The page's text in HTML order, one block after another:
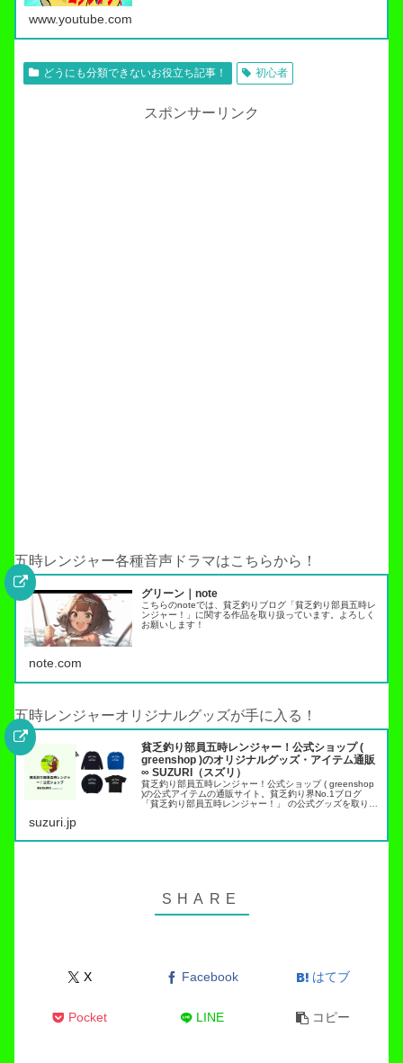
www.youtube.com
どうにも分類できないお役立ち記事！ 初心者
スポンサーリンク
五時レンジャー各種音声ドラマはこちらから！
グリーン｜note
こちらのnoteでは、貧乏釣りブログ「貧乏釣り部員五時レ
ンジャー！」に関する作品を取り扱っています。よろしく
お願いします！
note.com
五時レンジャーオリジナルグッズが手に入る！
貧乏釣り部員五時レンジャー！公式ショップ (
greenshop )のオリジナルグッズ・アイテム通販
∞ SUZURI（スズリ）
貧乏釣り部員五時レンジャー！公式ショップ ( greenshop
)の公式アイテムの通販サイト。貧乏釣り界No.1ブログ
「貧乏釣り部員五時レンジャー！」 の公式グッズを取り扱
suzuri.jp
X Facebook はてブ
Pocket LINE コピー